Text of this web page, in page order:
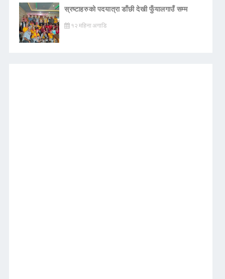
स्रष्टाहरुको पदयात्रा डाँछी देखी फुँयालगाउँ सम्म
१२ महिना अगाडि